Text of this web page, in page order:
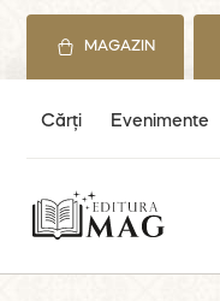
Skip
content
MAGAZIN
Cărți Evenimente